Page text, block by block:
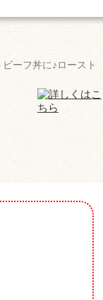
ーフ丼に♪ロースト